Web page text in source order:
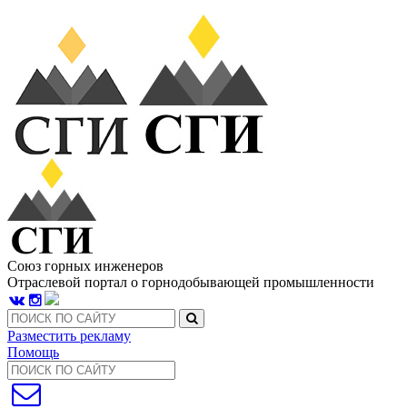
Союз горных инженеров
Отраслевой портал о горнодобывающей промышленности
Разместить рекламу
Помощь